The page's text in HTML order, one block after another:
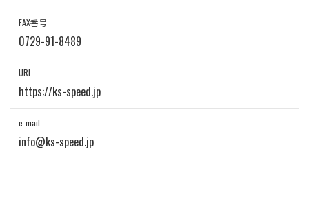
FAX番号
0729-91-8489
URL
https://ks-speed.jp
e-mail
info@ks-speed.jp